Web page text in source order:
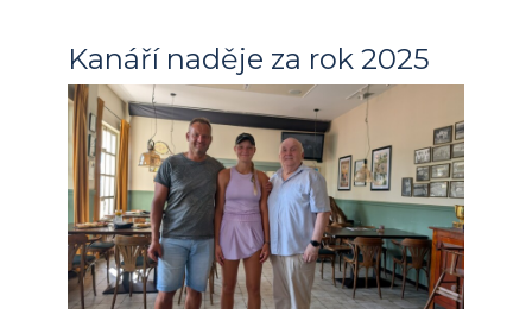
Kanáří naděje za rok 2025